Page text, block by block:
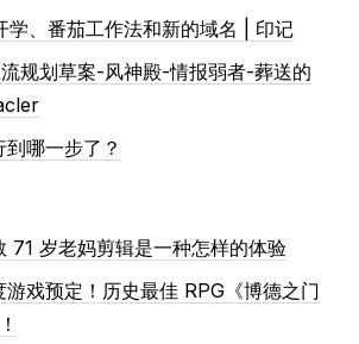
学、番茄工作法和新的域名 | 印记
规划草案-风神殿-情报弱者-葬送的
哪一步了？
71 岁老妈剪辑是一种怎样的体验
游戏预定！历史最佳 RPG《博德之门